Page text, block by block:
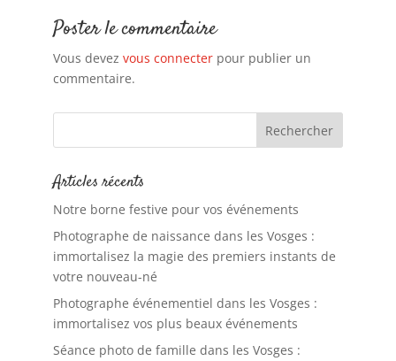
Poster le commentaire
Vous devez vous connecterpour publier un
commentaire.
Articles récents
Notre borne festive pour vos événements
Photographe de naissance dans les Vosges :
immortalisez la magie des premiers instants de
votre nouveau-né
Photographe événementiel dans les Vosges :
immortalisez vos plus beaux événements
Séance photo de famille dans les Vosges :